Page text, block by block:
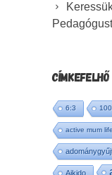
CÍMKEFELHŐ
6:3
active mum life
Aikido